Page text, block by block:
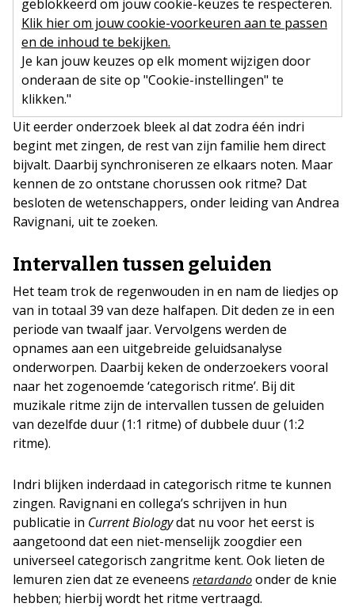
geblokkeerd om jouw cookie-keuzes te respecteren.
Klik hier om jouw cookie-voorkeuren aan te passen
en de inhoud te bekijken.
Je kan jouw keuzes op elk moment wijzigen door
onderaan de site op "Cookie-instellingen" te
klikken."
Uit eerder onderzoek bleek al dat zodra één indri
begint met zingen, de rest van zijn familie hem direct
bijvalt. Daarbij synchroniseren ze elkaars noten. Maar
kennen de zo ontstane chorussen ook ritme? Dat
besloten de wetenschappers, onder leiding van Andrea
Ravignani, uit te zoeken.
Intervallen tussen geluiden
Het team trok de regenwouden in en nam de liedjes op
van in totaal 39 van deze halfapen. Dit deden ze in een
periode van twaalf jaar. Vervolgens werden de
opnames aan een uitgebreide geluidsanalyse
onderworpen. Daarbij keken de onderzoekers vooral
naar het zogenoemde ‘categorisch ritme’. Bij dit
muzikale ritme zijn de intervallen tussen de geluiden
van dezelfde duur (1:1 ritme) of dubbele duur (1:2
ritme).
Indri blijken inderdaad in categorisch ritme te kunnen
zingen. Ravignani en collega’s schrijven in hun
publicatie in Current Biologydat nu voor het eerst is
aangetoond dat een niet-menselijk zoogdier een
universeel categorisch zangritme kent. Ook lieten de
lemuren zien dat ze eveneens retardando onder de knie
hebben; hierbij wordt het ritme vertraagd.